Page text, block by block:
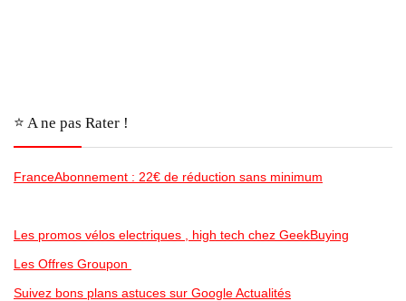
⭐️ A ne pas Rater !
FranceAbonnement : 22€ de réduction sans minimum
Les promos vélos electriques , high tech chez GeekBuying
Les Offres Groupon
Suivez bons plans astuces sur Google Actualités